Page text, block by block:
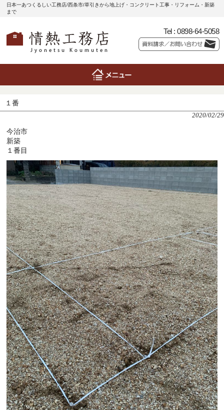
日本一あつくるしい工務店/西条市/草引きから地上げ・コンクリート工事・リフォーム・新築
まで
Tel : 0898-64-5058
１番
2020/02/29
今治市
新築
１番目